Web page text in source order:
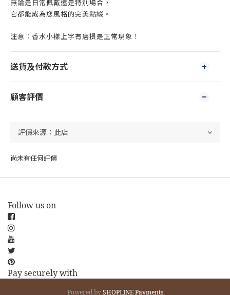
無論是日常佩戴還是特別場合，
它都能成為您風格的完美點綴。
注意：香水小樣上字有磨損是正常現象！
送貨及付款方式
顧客評價
尚未有任何評價
Follow us on
Pay securely with
Powered bySHOPLINE Payments